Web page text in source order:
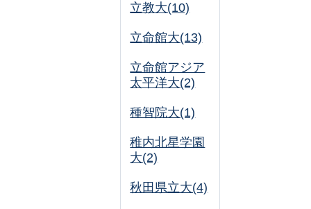
立教大(10)
立命館大(13)
立命館アジア
太平洋大(2)
種智院大(1)
稚内北星学園
大(2)
秋田県立大(4)